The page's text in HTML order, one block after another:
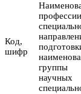
Код,
шифр
группы
научных